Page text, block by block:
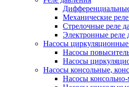
Механические
Стрелочные реле
Электронные реле
Насосы
Насосы
Насосы
Насосы консольные,
Насосы